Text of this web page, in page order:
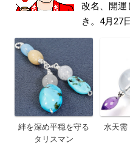
改名、開運
き。4月27
絆を深め平穏を守る
タリスマン
水天需